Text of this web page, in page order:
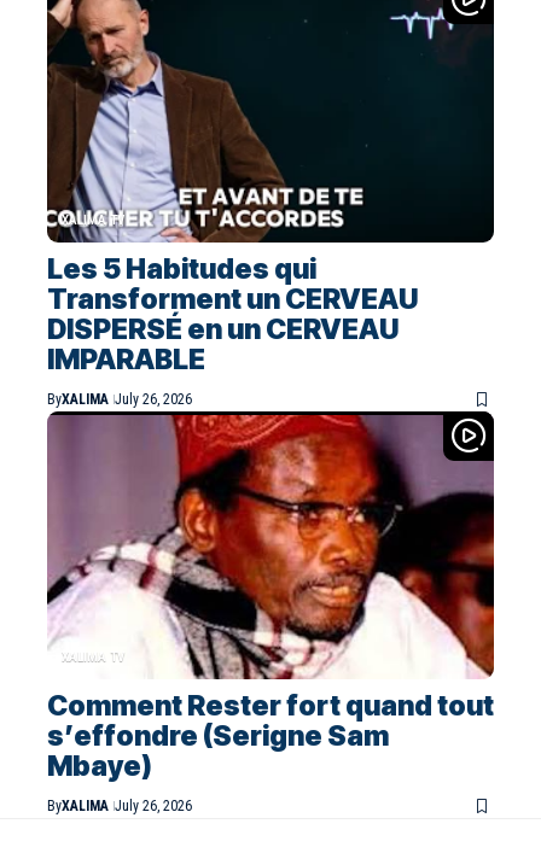
XALIMA TV
Les 5 Habitudes qui
Transforment un CERVEAU
DISPERSÉ en un CERVEAU
IMPARABLE
ByXALIMA July 26, 2026
XALIMA TV
Comment Rester fort quand tout
s’effondre (Serigne Sam
Mbaye)
ByXALIMA July 26, 2026